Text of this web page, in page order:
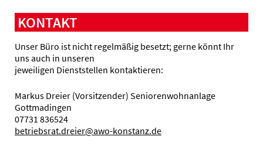
KONTAKT
Unser Büro ist nicht regelmäßig besetzt; gerne könnt Ihr
uns auch in unseren
jeweiligen Dienststellen kontaktieren:
Markus Dreier (Vorsitzender) Seniorenwohnanlage
Gottmadingen
07731 836524
betriebsrat.dreier@awo-konstanz.de